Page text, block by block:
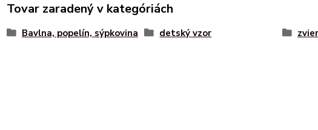
Tovar zaradený v kategóriách
Bavlna, popelín, sýpkovina detský vzor